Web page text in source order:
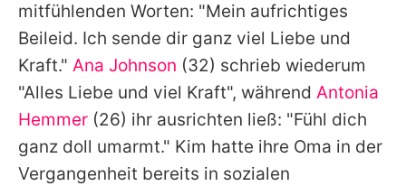
mitfühlenden Worten: "Mein aufrichtiges
Beileid. Ich sende dir ganz viel Liebe und
Kraft." Ana Johnson (32) schrieb wiederum
"Alles Liebe und viel Kraft", während Antonia
Hemmer (26) ihr ausrichten ließ: "Fühl dich
ganz doll umarmt." Kim hatte ihre Oma in der
Vergangenheit bereits in sozialen